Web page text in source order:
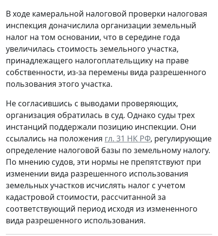
В ходе камеральной налоговой проверки налоговая
инспекция доначислила организации земельный
налог на том основании, что в середине года
увеличилась стоимость земельного участка,
принадлежащего налогоплательщику на праве
собственности, из-за перемены вида разрешенного
пользования этого участка.
Не согласившись с выводами проверяющих,
организация обратилась в суд. Однако суды трех
инстанций поддержали позицию инспекции. Они
ссылались на положения гл. 31 НК РФ, регулирующие
определение налоговой базы по земельному налогу.
По мнению судов, эти нормы не препятствуют при
изменении вида разрешенного использования
земельных участков исчислять налог с учетом
кадастровой стоимости, рассчитанной за
соответствующий период исходя из измененного
вида разрешенного использования.